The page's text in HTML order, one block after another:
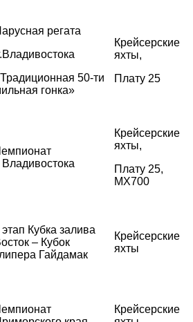
регата
50-ти
гонка»
Крейсерские
яхты,
Плату 25
Владивостока
Крейсерские
яхты,
Плату 25,
MX700
II этап Кубка залива
– Кубок
Гайдамак
Крейсерские
яхты
Крейсерские